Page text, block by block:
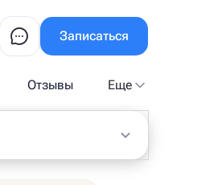
Записаться
Отзывы Еще